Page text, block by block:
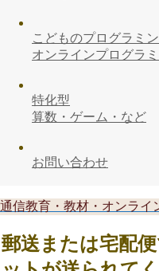
こどものプログラミ
オンラインプログラ
特化型
算数・ゲーム・など
お問い合わせ
通信教育・教材・オンラ
郵送または宅配